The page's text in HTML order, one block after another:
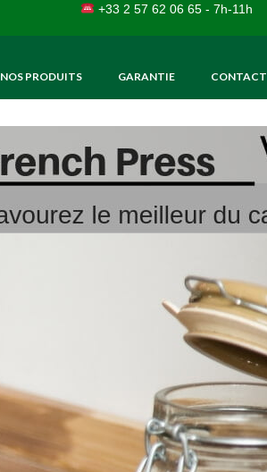
+33 2 57 62 06 65 - 7h-11h
NOS PRODUITS GARANTIE CONTACT